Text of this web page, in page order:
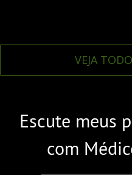
VEJA
Escute meus
com